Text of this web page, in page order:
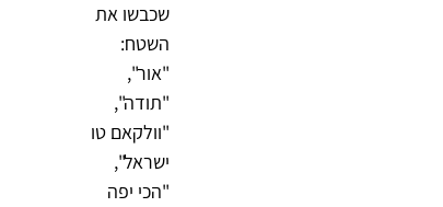
שכבשו את
השטח:
"אור",
"תודה",
"וולקאם טו
ישראל",
"הכי יפה